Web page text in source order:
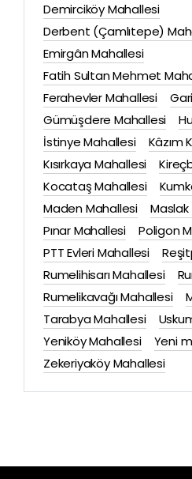
Demirciköy Mahallesi
Derbent (Çamlıtepe)
Emirgân Mahallesi
Fatih Sultan Mehmet
Ferahevler Mahallesi
Gümüşdere Mahallesi
İstinye Mahallesi
Kâzım
Kısırkaya Mahallesi
Kocataş Mahallesi
Maden Mahallesi
Pınar Mahallesi
Poligon
PTT Evleri Mahallesi
Rumelihisarı Mahallesi
Rumelikavağı Mahallesi
Tarabya Mahallesi
Yeniköy Mahallesi
Yeni
Zekeriyaköy Mahallesi